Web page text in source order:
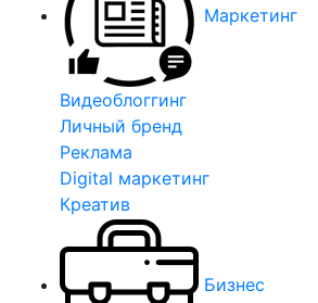
Маркетинг
Видеоблоггинг
Личный бренд
Реклама
Digital маркетинг
Креатив
Бизнес